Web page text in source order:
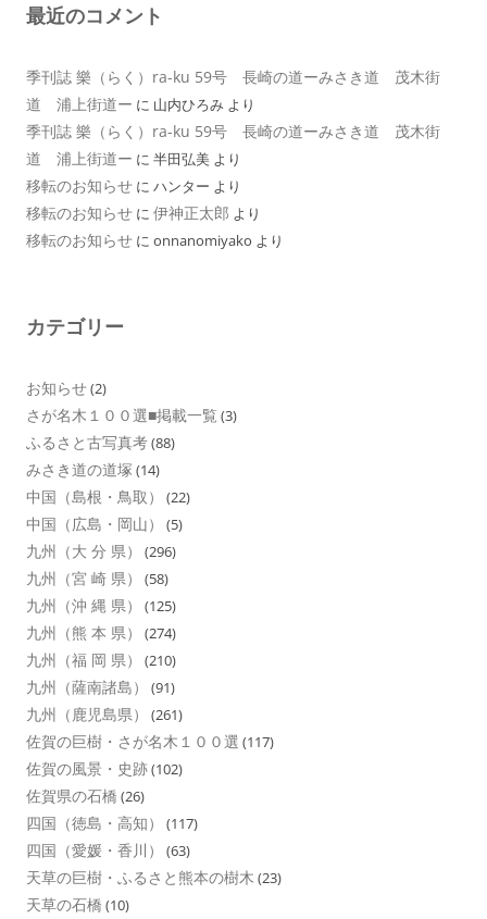
最近のコメント
季刊誌 樂（らく）ra-ku 59号 長崎の道ーみさき道 茂木街
道 浦上街道ー に 山内ひろみ より
季刊誌 樂（らく）ra-ku 59号 長崎の道ーみさき道 茂木街
道 浦上街道ー に 半田弘美 より
移転のお知らせ に ハンター より
移転のお知らせ に 伊神正太郎 より
移転のお知らせ に onnanomiyako より
カテゴリー
お知らせ(2)
さが名木１００選■掲載一覧 (3)
ふるさと古写真考(88)
みさき道の道塚 (14)
中国（島根・鳥取） (22)
中国（広島・岡山） (5)
九州（大 分 県） (296)
九州（宮 崎 県） (58)
九州（沖 縄 県） (125)
九州（熊 本 県） (274)
九州（福 岡 県） (210)
九州（薩南諸島） (91)
九州（鹿児島県） (261)
佐賀の巨樹・さが名木１００選 (117)
佐賀の風景・史跡(102)
佐賀県の石橋 (26)
四国（徳島・高知） (117)
四国（愛媛・香川） (63)
天草の巨樹・ふるさと熊本の樹木 (23)
天草の石橋 (10)